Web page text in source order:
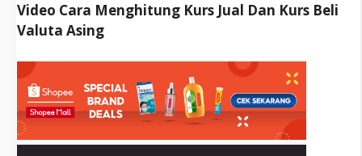
Video Cara Menghitung Kurs Jual Dan Kurs Beli
Valuta Asing